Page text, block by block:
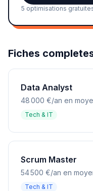
5 optimisations
Fiches
Data Analyst
48 000 €/an en
Tech & IT
Scrum Master
54 500 €/an en
Tech & IT